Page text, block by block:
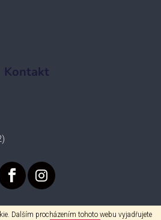
Dalším procházením tohoto webu vyjadřujete
Kontakt